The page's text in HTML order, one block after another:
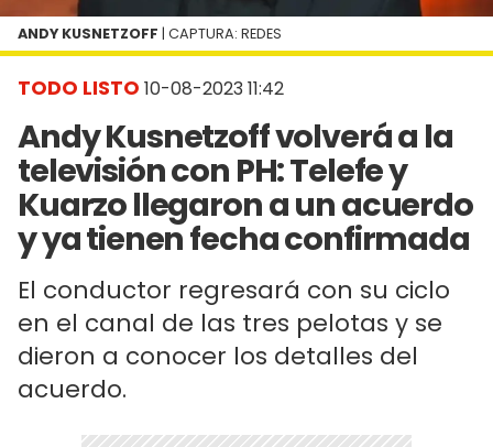
TODO LISTO 10-08-2023 11:42
Andy Kusnetzoff volverá a la
televisión con PH: Telefe y
Kuarzo llegaron a un acuerdo
y ya tienen fecha confirmada
El conductor regresará con su ciclo
en el canal de las tres pelotas y se
dieron a conocer los detalles del
acuerdo.
ANDY KUSNETZOFF | CAPTURA: REDES